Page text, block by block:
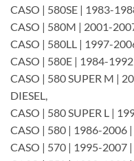
CASO | 580SE | 1983-
CASO | 580M | 2001-
CASO | 580LL | 1997-
CASO | 580E | 1984-1992
CASO | 580 SUPER M |
DIESEL,
CASO | 580 SUPER L |
CASO | 580 | 1986-2006 |
CASO | 570 | 1995-2007 |